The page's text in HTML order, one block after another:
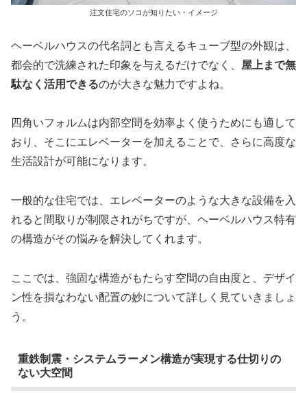
注文住宅のソコが知りたい・イメージ
ヘーベルハウスの代名詞とも言えるキューブ型の外観は、
都会的で洗練された印象を与えるだけでなく、 屋上まで無
駄なく活用できるのが大きな魅力ですよね。
四角いフォルムは内部空間を効率よく使うためにも適して
おり、そこにエレベーターを加えることで、さらに高度な
生活設計が可能になります。
一般的な住宅では、エレベーターのような大きな設備を入
れると間取りが制限されがちですが、ヘーベルハウス特有
の構造がその悩みを解決してくれます。
ここでは、強固な構造がもたらす空間の自由度と、デザイ
ン性を損なわない配置の妙について詳しく見ていきましょ
う。
重鉄制震・システムラーメン構造が実現する仕切りの
ない大空間